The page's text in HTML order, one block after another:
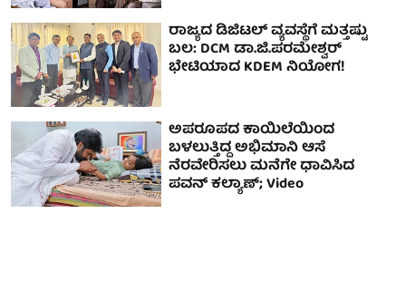
ರಾಜ್ಯದ ಡಿಜಿಟಲ್ ವ್ಯವಸ್ಥೆಗೆ ಮತ್ತಷ್ಟು
ಬಲ: DCM ಡಾ.ಜಿ.ಪರಮೇಶ್ವರ್‌
ಭೇಟಿಯಾದ KDEM ನಿಯೋಗ!
ಅಪರೂಪದ ಕಾಯಿಲೆಯಿಂದ
ಬಳಲುತ್ತಿದ್ದ ಅಭಿಮಾನಿ ಆಸೆ
ನೆರವೇರಿಸಲು ಮನೆಗೇ ಧಾವಿಸಿದ
ಪವನ್ ಕಲ್ಯಾಣ್; Video